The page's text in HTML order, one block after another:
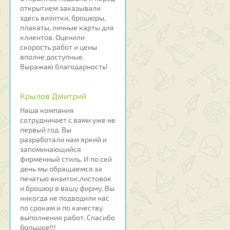
открытием заказывали
здесь визитки, брошюры,
плакаты, личные карты для
клиентов. Оценили
скорость работ и цены
вполне доступные.
Выражаю благодарность!
Крылов Дмитрий
Наша компания
сотрудничает с вами уже не
первый год. Вы
разработали нам яркий и
запоминающийся
фирменный стиль. И по сей
день мы обращаемся за
печатью визиток,листовок
и брошюр в вашу фирму. Вы
никогда не подводили нас
по срокам и по качеству
выполнения работ. Спасибо
большое!!!